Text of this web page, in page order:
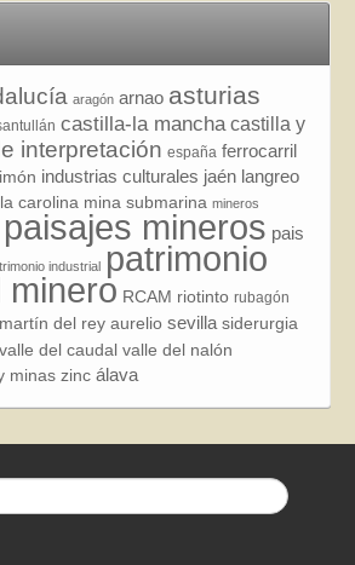
aragón arnao asturias
castilla-la mancha castilla y
interpretación españa ferrocarril
imón industrias culturales jaén langreo
carolina mina submarina mineros
paisajes mineros pais
industrial patrimonio
minero RCAM riotinto rubagón
del rey aurelio sevilla siderurgia
valle del caudal valle del nalón
minas zinc álava